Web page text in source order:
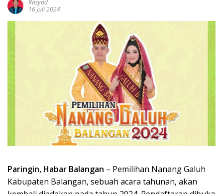
Rasyad
16 Juli 2024
Paringin, Habar Balangan – Pemilihan Nanang Galuh
Kabupaten Balangan, sebuah acara tahunan, akan